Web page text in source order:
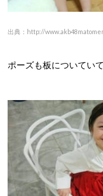
出典：http://
ポーズも板についてい